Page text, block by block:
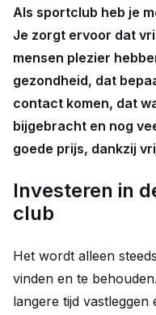
Als sportclub heb je
Je zorgt ervoor dat
mensen plezier
gezondheid, dat
contact komen, dat
bijgebracht en nog
goede prijs, dankzij
Investeren in
club
Het wordt alleen
vinden en te
langere tijd